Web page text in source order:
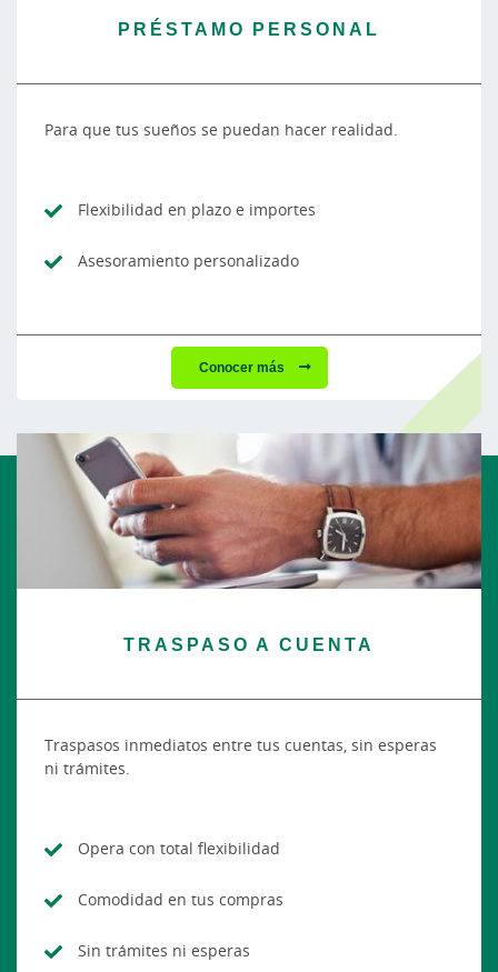
PRÉSTAMO PERSONAL
Para que tus sueños se puedan hacer realidad.
Flexibilidad en plazo e importes
Asesoramiento personalizado
Conocer más
TRASPASO A CUENTA
Traspasos inmediatos entre tus cuentas, sin esperas
ni trámites.
Opera con total flexibilidad
Comodidad en tus compras
Sin trámites ni esperas